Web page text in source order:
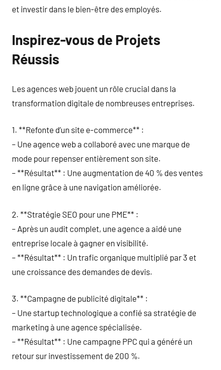
et investir dans le bien-être des employés.
Inspirez-vous de Projets
Réussis
Les agences web jouent un rôle crucial dans la
transformation digitale de nombreuses entreprises.
1. **Refonte d’un site e-commerce** :
– Une agence web a collaboré avec une marque de
mode pour repenser entièrement son site.
– **Résultat** : Une augmentation de 40 % des ventes
en ligne grâce à une navigation améliorée.
2. **Stratégie SEO pour une PME** :
– Après un audit complet, une agence a aidé une
entreprise locale à gagner en visibilité.
– **Résultat** : Un trafic organique multiplié par 3 et
une croissance des demandes de devis.
3. **Campagne de publicité digitale** :
– Une startup technologique a confié sa stratégie de
marketing à une agence spécialisée.
– **Résultat** : Une campagne PPC qui a généré un
retour sur investissement de 200 %.